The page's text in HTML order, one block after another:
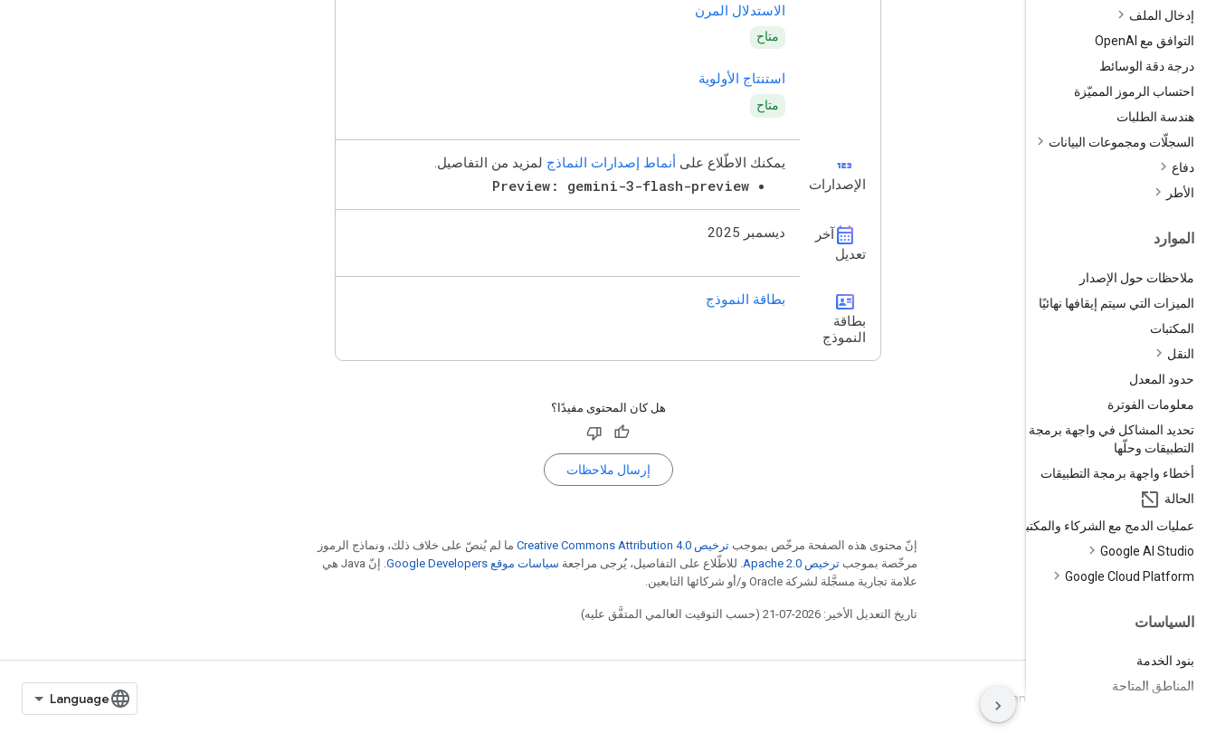
إدخال الملف
التوافق مع Open AI
درجة دقة الوسائط
احتساب الرموز المميّزة
هندسة الطلبات
السجلّات ومجموعات البيانات
دفاع
الأطر
الموارد
ملاحظات حول الإصدار
الميزات التي سيتم إيقافها نهائيًا
المكتبات
النقل
حدود المعدل
معلومات الفوترة
تحديد المشاكل في واجهة برمجة
التطبيقات وحلّها
أخطاء واجهة برمجة التطبيقات
الحالة
عمليات الدمج مع الشركاء والمكتبات
Google AI Studio
Google Cloud Platform
السياسات
بنود الخدمة
المناطق المتاحة
الاستدلال المرن
متاح
استنتاج الأولوية
متاح
123
الإصدارات
يمكنك الاطّلاع على أنماط إصدارات النماذج لمزيد من التفاصيل.
Preview: gemini-3-flash-preview
calendar_monthآخر
تعديل
ديسمبر 2025
id_card
بطاقة
النموذج
بطاقة النموذج
هل كان المحتوى مفيدًا؟
إرسال ملاحظات
إنّ محتوى هذه الصفحة مرخّص بموجب ترخيص Creative Commons Attribution 4.0‏
ما لم يُنصّ على خلاف ذلك، ونماذج الرموز
مرخّصة بموجب ترخيص Apache 2.0‏ . للاطّلاع على التفاصيل، يُرجى مراجعة سياسات موقع Google Developers‏
. إنّ Java هي
علامة تجارية مسجَّلة لشركة Oracle و/أو شركائها التابعين.
تاريخ التعديل الأخير: 2026-07-21 (حسب التوقيت العالمي المتفَّق عليه)
الخصوصية Manage cookies